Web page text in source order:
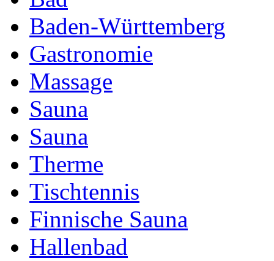
Baden-Württemberg
Gastronomie
Massage
Sauna
Sauna
Therme
Tischtennis
Finnische Sauna
Hallenbad